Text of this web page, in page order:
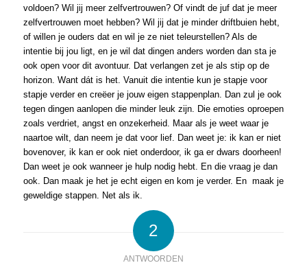
voldoen? Wil jij meer zelfvertrouwen? Of vindt de juf dat je meer
zelfvertrouwen moet hebben? Wil jij dat je minder driftbuien hebt,
of willen je ouders dat en wil je ze niet teleurstellen? Als de
intentie bij jou ligt, en je wil dat dingen anders worden dan sta je
ook open voor dit avontuur. Dat verlangen zet je als stip op de
horizon. Want dát is het. Vanuit die intentie kun je stapje voor
stapje verder en creëer je jouw eigen stappenplan. Dan zul je ook
tegen dingen aanlopen die minder leuk zijn. Die emoties oproepen
zoals verdriet, angst en onzekerheid. Maar als je weet waar je
naartoe wilt, dan neem je dat voor lief. Dan weet je: ik kan er niet
bovenover, ik kan er ook niet onderdoor, ik ga er dwars doorheen!
Dan weet je ook wanneer je hulp nodig hebt. En die vraag je dan
ook. Dan maak je het je echt eigen en kom je verder. En maak je
geweldige stappen. Net als ik.
2
ANTWOORDEN